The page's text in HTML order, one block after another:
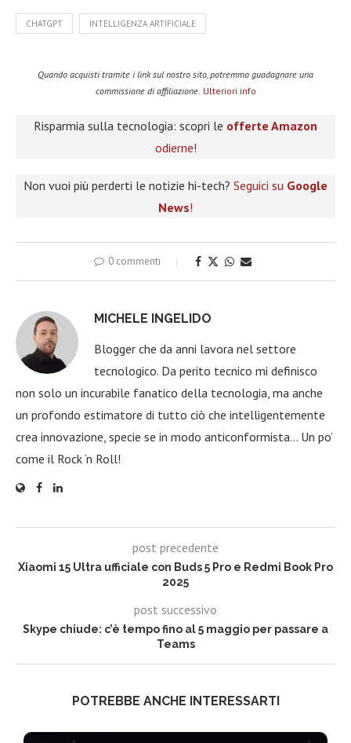
CHATGPT INTELLIGENZA ARTIFICIALE
Quando acquisti tramite i link sul nostro sito, potremmo guadagnare una
commissione di affiliazione. Ulteriori info
Risparmia sulla tecnologia: scopri le offerte Amazon
odierne!
Non vuoi più perderti le notizie hi-tech? Seguici su Google
News!
0 commenti
MICHELE INGELIDO
Blogger che da anni lavora nel settore
tecnologico. Da perito tecnico mi definisco
non solo un incurabile fanatico della tecnologia, ma anche
un profondo estimatore di tutto ciò che intelligentemente
crea innovazione, specie se in modo anticonformista… Un po’
come il Rock ‘n Roll!
post precedente
Xiaomi 15 Ultra ufficiale con Buds 5 Pro e Redmi Book Pro
2025
post successivo
Skype chiude: c’è tempo fino al 5 maggio per passare a
Teams
POTREBBE ANCHE INTERESSARTI